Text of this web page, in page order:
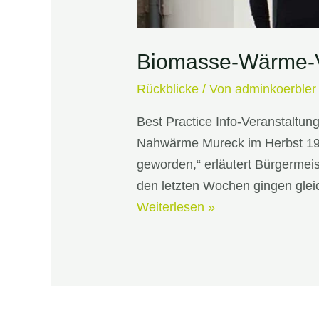
Biomasse-
Rückblicke / Vonadminkoerbler
Best Practice Info-
Nahwärme Mureck im Herbst
geworden,“ erläutert
den letzten Wochen gingen
Biomasse-
Weiterlesen »